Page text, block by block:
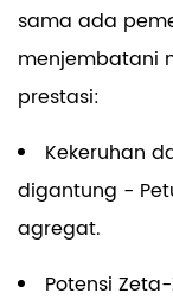
sama ada
menjembatani
prestasi:
Kekeruhan
digantung -
agregat.
Potensi